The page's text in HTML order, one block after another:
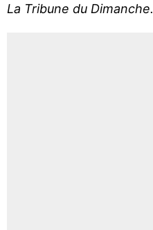
La Tribune du Dimanche.